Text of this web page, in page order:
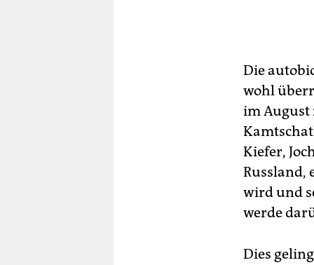
Die
wohl
im August
Kiefer,
Russland,
wird und
werde
Dies